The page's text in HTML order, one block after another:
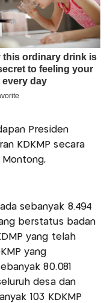
Presiden
KDKMP secara
Montong,
sebanyak 8.494
berstatus badan
yang telah
yang
80.081
desa dan
103 KDKMP